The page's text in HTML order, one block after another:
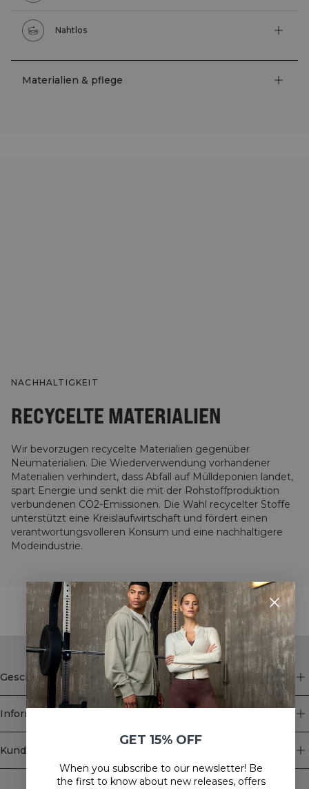
Nahtlos
Materialien & pflege
NACHHALTIGKEIT
RECYCELTE MATERIALIEN
Wir bevorzugen recycelte Materialien gegenüber
Neumaterialien. Die Wiederverwendung vorhandener
Materialien verhindert, dass Abfall auf Mülldeponien landet,
spart Energie und senkt die mit der Rohstoffproduktion
verbundenen CO2-Emissionen. Die Wahl recycelter Stoffe
unterstützt eine Kreislaufwirtschaft und fördert einen
verantwortungsvolleren Konsum und eine nachhaltigere
Modeindustrie.
STYLE WITH
Geschäft
Information
Kundendienst
Newsletter
GET 15% OFF
When you subscribe to our newsletter! Be
the first to know about new releases, offers